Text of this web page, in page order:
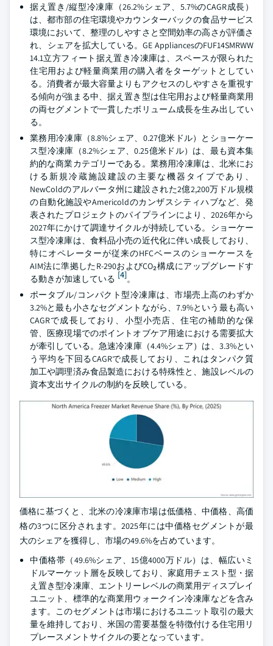
据え置き/縦型冷凍庫（26.2%シェア、5.7%のCAGR成長）
は、都市部の住宅環境やカウンターバックの食品サービス
環境において、整理のしやすさと空間効率の高さが評価さ
れ、シェアを拡大している。GE AppliancesのFUF14SMRWW
14.1立方フィート据え置き冷凍庫は、スペースが限られた
住宅用および軽量商業用の購入者をターゲットとしてい
る。消費者が最大容量よりもアクセスのしやすさを重視す
る傾向が強まる中、据え置き型は住宅用および軽量商業用
の両セグメントで一貫したボリューム成長を生み出してい
る。
業務用冷凍庫（8.8%シェア、0.27億米ドル）とショーケー
ス型冷凍庫（8.2%シェア、0.25億米ドル）は、最も資本集
約的な商業カテゴリーである。業務用冷凍庫は、北米にお
ける新規冷蔵施設建設の主要な機器タイプであり、
NewColdのアルバータ州に建設された2億2,200万ドル規模
の自動化施設やAmericoldのカンザスシティハブなど、発
表されたプロジェクトのパイプラインにより、2026年から
2027年にかけて調達サイクルが持続している。ショーケー
ス型冷凍庫は、食料品小売の近代化に伴い成長しており、
特にオペレーターが従来のHFCベースのショーケースを
AIM法に準拠したR-290およびCO₂構成にアップグレードす
る動きが加速している [4]。
ポータブル/コンパクト型冷凍庫は、市場売上高のわずか
3.2%と最も小さなセグメントながら、7.9%という最も高い
CAGRで成長しており、小型小売店、住宅の補助的な保
管、医療現場でのポイントオブケア用途における需要拡大
が牽引している。急速冷凍庫（4.4%シェア）は、3.3%とい
う平均を下回るCAGRで成長しており、これはタンパク質
加工や調理済み食品製造における特殊性と、施設レベルの
資本支出サイクルの制約を反映している。
価格に基づくと、北米の冷凍庫市場は低価格、中価格、高価
格の3つに区分されます。2025年には中価格セグメントが最
大のシェアを獲得し、市場の49.6%を占めています。
中価格帯（49.6%シェア、15億4000万ドル）は、幅広いミ
ドルマーケット層を反映しており、家庭用チェスト型・据
え置き型冷凍庫、エントリーレベルの商業用ディスプレイ
ユニット、標準的な商業用ウォークイン冷凍庫などを含み
ます。このセグメントは市場におけるユニット取引の最大
量を維持しており、米国の需要基盤を特徴付ける住宅用リ
プレースメントサイクルの要となっています。